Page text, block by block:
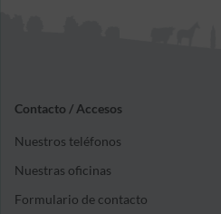
Contacto / Accesos
Nuestros teléfonos
Nuestras oficinas
Formulario de contacto